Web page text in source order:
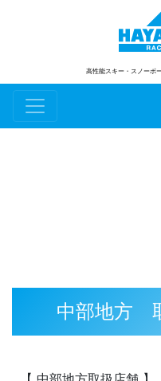
高性能スキー・スノーボ
中部地方